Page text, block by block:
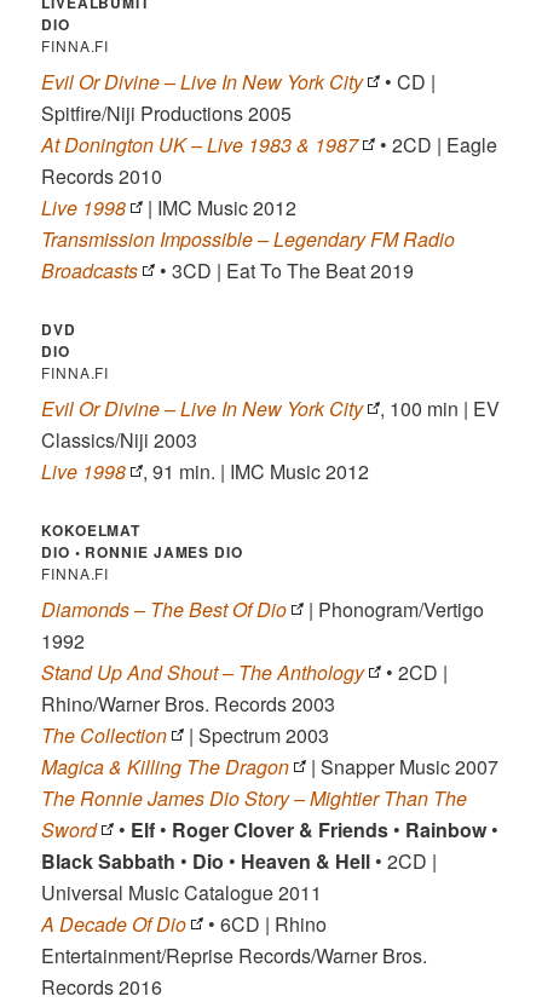
DIO
FINNA.FI
Evil Or Divine – Live In New York City
• CD |
Spitfire/Niji Productions 2005
At Donington UK – Live 1983 & 1987
• 2CD | Eagle
Records 2010
Live 1998
| IMC Music 2012
Transmission Impossible – Legendary FM Radio
Broadcasts
• 3CD | Eat To The Beat 2019
DVD
DIO
FINNA.FI
Evil Or Divine – Live In New York City
, 100 min | EV
Classics/Niji 2003
Live 1998
, 91 min. | IMC Music 2012
KOKOELMAT
DIO • RONNIE JAMES DIO
FINNA.FI
Diamonds – The Best Of Dio
| Phonogram/Vertigo
1992
Stand Up And Shout – The Anthology
• 2CD |
Rhino/Warner Bros. Records 2003
The Collection
| Spectrum 2003
Magica & Killing The Dragon
| Snapper Music 2007
The Ronnie James Dio Story – Mightier Than The
Sword
• Elf • Roger Clover & Friends • Rainbow •
Black Sabbath • Dio • Heaven & Hell • 2CD |
Universal Music Catalogue 2011
A Decade Of Dio
• 6CD | Rhino
Entertainment/Reprise Records/Warner Bros.
Records 2016